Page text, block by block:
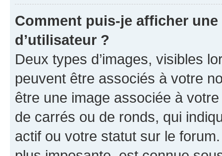
Comment puis-je afficher
d’utilisateur ?
Deux types d’images, visibles
peuvent être associés à votre
être une image associée à
de carrés ou de ronds, qui
actif ou votre statut sur le